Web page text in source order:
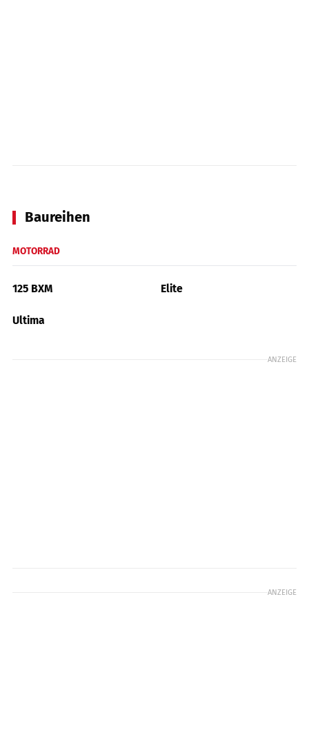
Baureihen
MOTORRAD
125 BXM Elite
Ultima
ANZEIGE
ANZEIGE